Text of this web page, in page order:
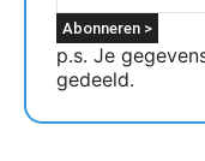
p.s. Je
gedeeld.